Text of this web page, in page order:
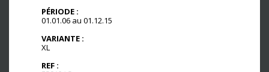
PÉRIODE :
01.01.06 au 01.12.15
VARIANTE :
XL
REF :